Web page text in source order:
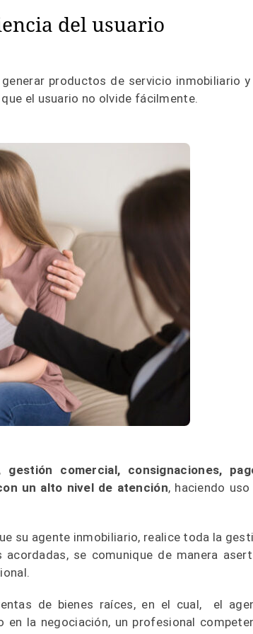
del usuario
productos de servicio inmobiliario
el usuario no olvide fácilmente.
gestión comercial, consignaciones,
un alto nivel de atención, haciendo uso
su agente inmobiliario, realice toda la
se comunique de manera
de bienes raíces, en el cual, el
la negociación, un profesional